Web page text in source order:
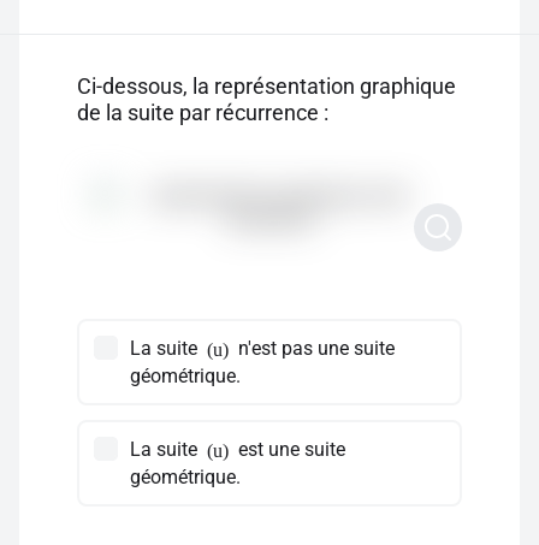
Ci-dessous, la représentation graphique
de la suite par récurrence :
La suite (u) n'est pas une suite
géométrique.
La suite (u) est une suite
géométrique.